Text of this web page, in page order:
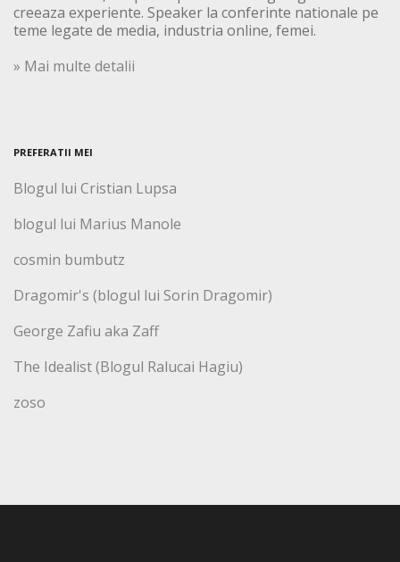
creeaza experiente. Speaker la conferinte nationale pe
teme legate de media, industria online, femei.
» Mai multe detalii
PREFERATII MEI
Blogul lui Cristian Lupsa
blogul lui Marius Manole
cosmin bumbutz
Dragomir's (blogul lui Sorin Dragomir)
George Zafiu aka Zaff
The Idealist (Blogul Ralucai Hagiu)
zoso